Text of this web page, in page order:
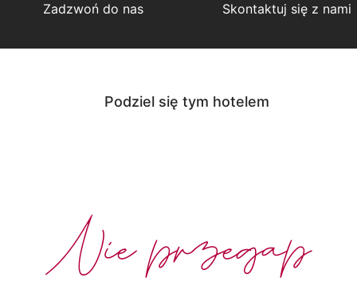
Zadzwoń do nas Skontaktuj się z nami
Podziel się tym hotelem
Nie przegap